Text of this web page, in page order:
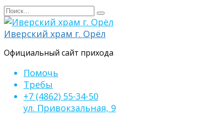
Перейти
к
содержанию
Search
for:
Иверский храм г. Орёл
Официальный сайт прихода
Помочь
Требы
+7 (4862) 55-34-50
ул. Привокзальная, 9